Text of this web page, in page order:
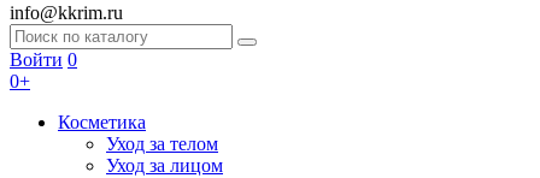
info@kkrim.ru
Войти 0
0+
Косметика
Уход за телом
Уход за лицом